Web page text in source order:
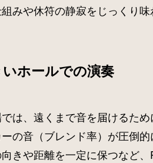
みや休符の静寂をじっくり味
ホールでの演奏
は、遠くまで音を届けるため
の音（ブレンド率）が圧倒的
きや距離を一定に保つなど